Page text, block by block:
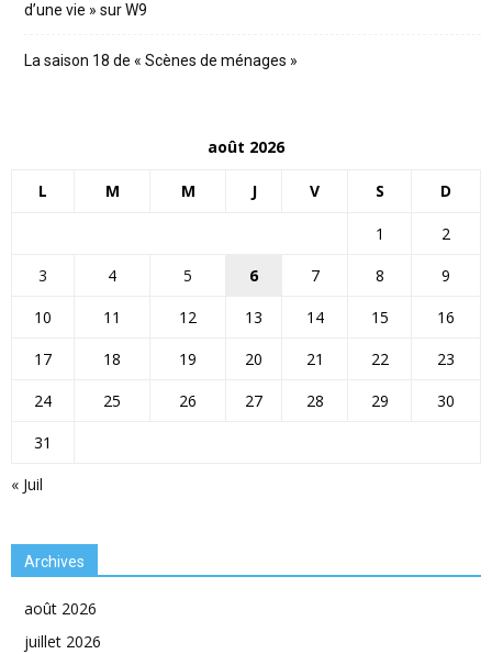
d’une vie » sur W9
La saison 18 de « Scènes de ménages »
août 2026
L M M J V S D
« Juil
1
2
3
4 5 6 7 8
9
10
11 12 13 14 15
16
17
18 19 20 21 22
23
24
25 26 27 28 29
30
31
Archives
août 2026
juillet 2026